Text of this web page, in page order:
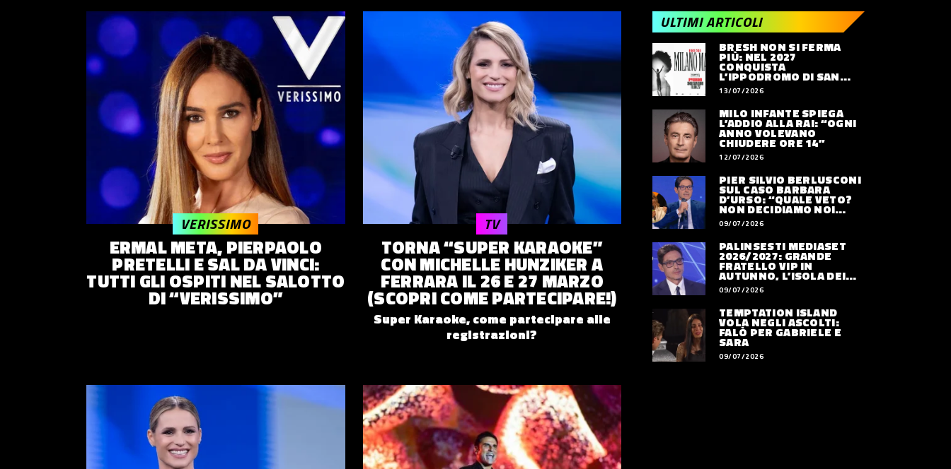
ERMAL META, PIERPAOLO
PRETELLI E SAL DA VINCI:
TUTTI GLI OSPITI NEL SALOTTO
DI “VERISSIMO”
VERISSIMO
TORNA “SUPER KARAOKE”
CON MICHELLE HUNZIKER A
FERRARA IL 26 E 27 MARZO
(SCOPRI COME PARTECIPARE!)
Super Karaoke, come partecipare alle
registrazioni?
TV
ULTIMI ARTICOLI
BRESH NON SI FERMA
PIÙ: NEL 2027
CONQUISTA
L’IPPODROMO DI SAN
SIRO CON “MILANO
MAREA”
13/07/2026
MILO INFANTE SPIEGA
L’ADDIO ALLA RAI: “OGNI
ANNO VOLEVANO
CHIUDERE ORE 14”
12/07/2026
PIER SILVIO BERLUSCONI
SUL CASO BARBARA
D’URSO: “QUALE VETO?
NON DECIDIAMO NOI
DOVE LAVORERÀ”
09/07/2026
PALINSESTI MEDIASET
2026/2027: GRANDE
FRATELLO VIP IN
AUTUNNO, L’ISOLA DEI
FAMOSI SLITTA AL 2027
09/07/2026
TEMPTATION ISLAND
VOLA NEGLI ASCOLTI:
FALÒ PER GABRIELE E
SARA
09/07/2026